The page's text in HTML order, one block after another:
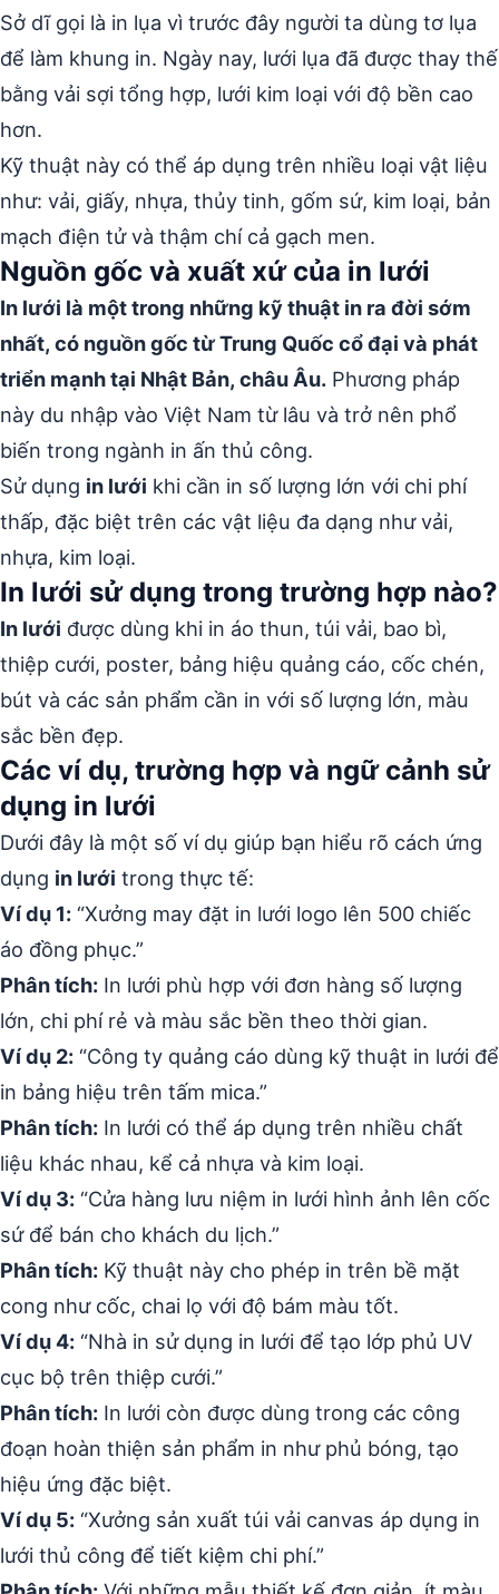
Sở dĩ gọi là in lụa vì trước đây người ta dùng tơ lụa
để làm khung in. Ngày nay, lưới lụa đã được thay thế
bằng vải sợi tổng hợp, lưới kim loại với độ bền cao
hơn.
Kỹ thuật này có thể áp dụng trên nhiều loại vật liệu
như: vải, giấy, nhựa, thủy tinh, gốm sứ, kim loại, bản
mạch điện tử và thậm chí cả gạch men.
Nguồn gốc và xuất xứ của in lưới
In lưới là một trong những kỹ thuật in ra đời sớm
nhất, có nguồn gốc từ Trung Quốc cổ đại và phát
triển mạnh tại Nhật Bản, châu Âu. Phương pháp
này du nhập vào Việt Nam từ lâu và trở nên phổ
biến trong ngành in ấn thủ công.
Sử dụng in lưới khi cần in số lượng lớn với chi phí
thấp, đặc biệt trên các vật liệu đa dạng như vải,
nhựa, kim loại.
In lưới sử dụng trong trường hợp nào?
In lưới được dùng khi in áo thun, túi vải, bao bì,
thiệp cưới, poster, bảng hiệu quảng cáo, cốc chén,
bút và các sản phẩm cần in với số lượng lớn, màu
sắc bền đẹp.
Các ví dụ, trường hợp và ngữ cảnh sử
dụng in lưới
Dưới đây là một số ví dụ giúp bạn hiểu rõ cách ứng
dụng in lưới trong thực tế:
Ví dụ 1: “Xưởng may đặt in lưới logo lên 500 chiếc
áo đồng phục.”
Phân tích: In lưới phù hợp với đơn hàng số lượng
lớn, chi phí rẻ và màu sắc bền theo thời gian.
Ví dụ 2: “Công ty quảng cáo dùng kỹ thuật in lưới để
in bảng hiệu trên tấm mica.”
Phân tích: In lưới có thể áp dụng trên nhiều chất
liệu khác nhau, kể cả nhựa và kim loại.
Ví dụ 3: “Cửa hàng lưu niệm in lưới hình ảnh lên cốc
sứ để bán cho khách du lịch.”
Phân tích: Kỹ thuật này cho phép in trên bề mặt
cong như cốc, chai lọ với độ bám màu tốt.
Ví dụ 4: “Nhà in sử dụng in lưới để tạo lớp phủ UV
cục bộ trên thiệp cưới.”
Phân tích: In lưới còn được dùng trong các công
đoạn hoàn thiện sản phẩm in như phủ bóng, tạo
hiệu ứng đặc biệt.
Ví dụ 5: “Xưởng sản xuất túi vải canvas áp dụng in
lưới thủ công để tiết kiệm chi phí.”